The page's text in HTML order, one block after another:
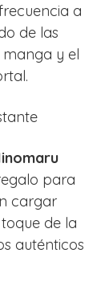
a
de las
y el
para
cargar
de la
auténticos